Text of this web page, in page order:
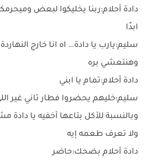
دادة أحلام:ربنا يخليكوا لبعض
ابدًا
سليم:يارب يا دادة… اه انا خارج
وهنتعشي بره
دادة أحلام:تمام يا ابني
سليم:خليهم يحضروا فطار تاني غير
وبالنسبة للأكل بتاعها أخفيه يا
ولا تعرف طعمه إيه
دادة أحلام بضحك:حاضر